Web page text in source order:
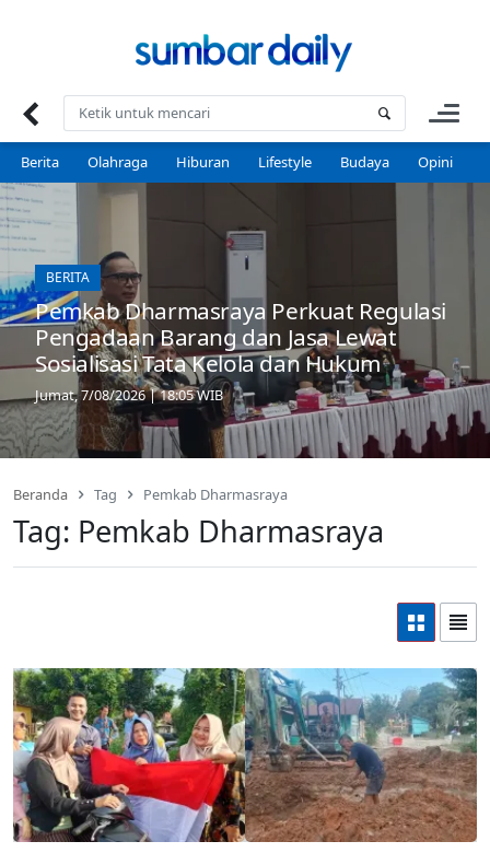
Berita Olahraga Hiburan Lifestyle Budaya Opini
BERITA
Pemkab Dharmasraya Perkuat Regulasi
Pengadaan Barang dan Jasa Lewat
Sosialisasi Tata Kelola dan Hukum
Jumat, 7/08/2026 | 18:05 WIB
Beranda Tag Pemkab Dharmasraya
Tag: Pemkab Dharmasraya